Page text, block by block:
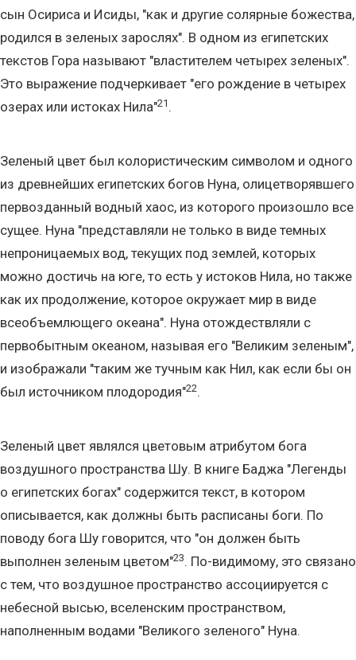
сын Осириса и Исиды, "как и другие солярные божества,
родился в зеленых зарослях". В одном из египетских
текстов Гора называют "властителем четырех зеленых".
Это выражение подчеркивает "его рождение в четырех
озерах или истоках Нила"21 .
Зеленый цвет был колористическим символом и одного
из древнейших египетских богов Нуна, олицетворявшего
первозданный водный хаос, из которого произошло все
сущее. Нуна "представляли не только в виде темных
непроницаемых вод, текущих под землей, которых
можно достичь на юге, то есть у истоков Нила, но также
как их продолжение, которое окружает мир в виде
всеобъемлющего океана". Нуна отождествляли с
первобытным океаном, называя его "Великим зеленым",
и изображали "таким же тучным как Нил, как если бы он
был источником плодородия"22.
Зеленый цвет являлся цветовым атрибутом бога
воздушного пространства Шу. В книге Баджа "Легенды
о египетских богах" содержится текст, в котором
описывается, как должны быть расписаны боги. По
поводу бога Шу говорится, что "он должен быть
выполнен зеленым цветом"23. По-видимому, это связано
с тем, что воздушное пространство ассоциируется с
небесной высью, вселенским пространством,
наполненным водами "Великого зеленого" Нуна.